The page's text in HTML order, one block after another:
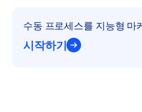
수동 프로세스를 지능형 마
시작하기